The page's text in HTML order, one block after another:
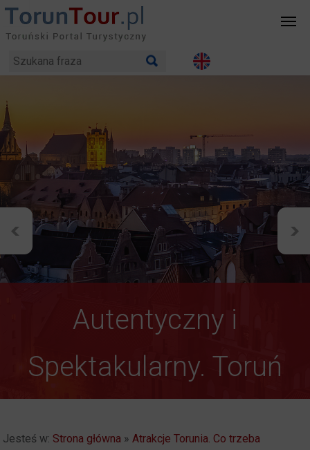
Autentyczny i
Spektakularny. Toruń
Gotyk ponad głową
Jesteś w: Strona główna »Atrakcje Torunia. Co trzeba